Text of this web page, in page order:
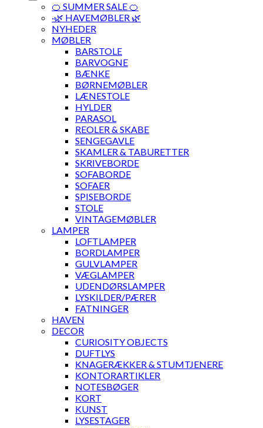
🍊 SUMMER SALE 🍊
·🌿 HAVEMØBLER 🌿
NYHEDER
MØBLER
BARSTOLE
BARVOGNE
BÆNKE
BØRNEMØBLER
LÆNESTOLE
HYLDER
PARASOL
REOLER & SKABE
SENGEGAVLE
SKAMLER & TABURETTER
SKRIVEBORDE
SOFABORDE
SOFAER
SPISEBORDE
STOLE
VINTAGEMØBLER
LAMPER
LOFTLAMPER
BORDLAMPER
GULVLAMPER
VÆGLAMPER
UDENDØRSLAMPER
LYSKILDER/PÆRER
FATNINGER
HAVEN
DECOR
CURIOSITY OBJECTS
DUFTLYS
KNAGERÆKKER & STUMTJENERE
KONTORARTIKLER
NOTESBØGER
KORT
KUNST
LYSESTAGER